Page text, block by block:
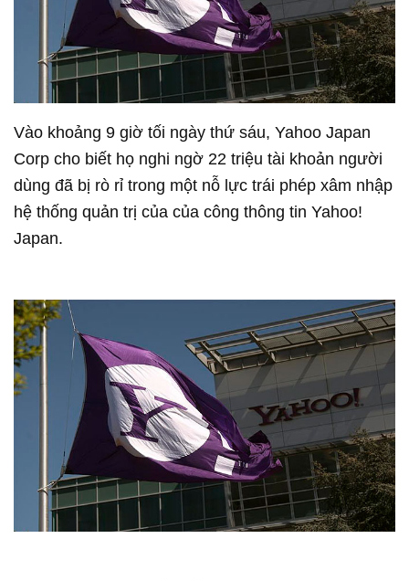
Vào khoảng 9 giờ tối ngày thứ sáu, Yahoo Japan
Corp cho biết họ nghi ngờ 22 triệu tài khoản người
dùng đã bị rò rỉ trong một nỗ lực trái phép xâm nhập
hệ thống quản trị của của công thông tin Yahoo!
Japan.